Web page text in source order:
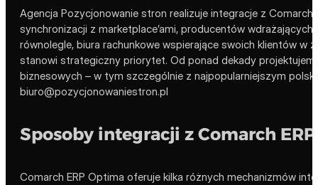
Agencja Pozycjonowanie stron realizuje integracje z
synchronizacji z marketplace’ami, producentów
równolegle, biura rachunkowe wspierające swoich klientów
stanowi strategiczny priorytet. Od ponad dekady
biznesowych – w tym szczególnie z najpopularniejszym
biuro@pozycjonowaniestron.pl
Sposoby integracji z Comarch
Comarch ERP Optima oferuje kilka różnych mechanizmów